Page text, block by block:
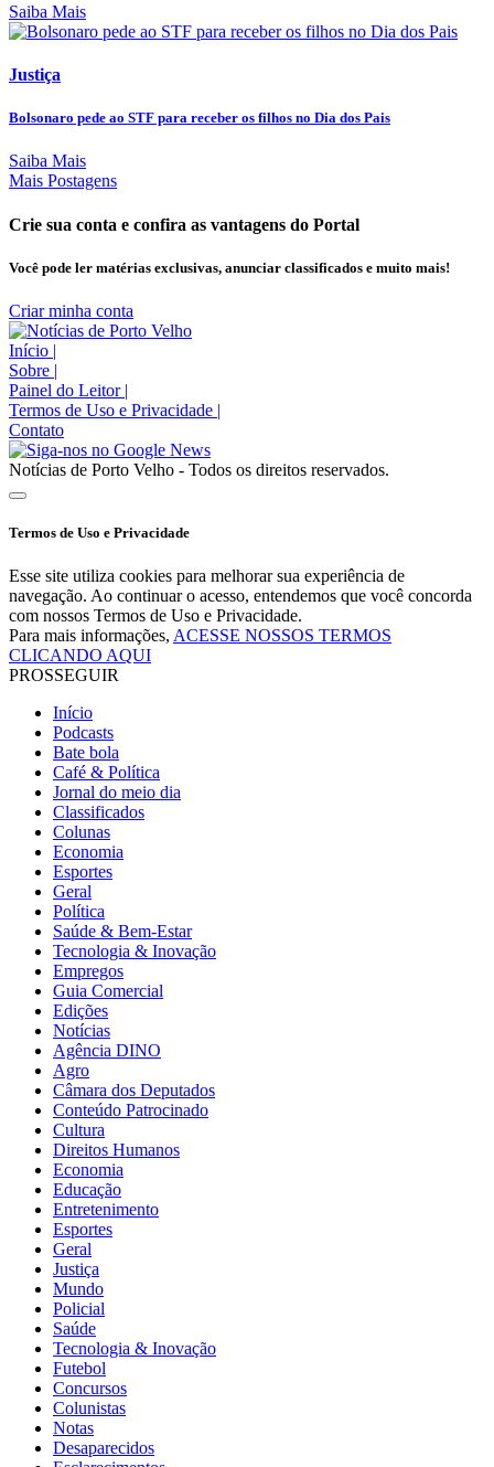
Saiba Mais
Justiça
Bolsonaro pede ao STF para receber os filhos no Dia dos Pais
Saiba Mais
Mais Postagens
Crie sua conta e confira as vantagens do Portal
Você pode ler matérias exclusivas, anunciar classificados e muito mais!
Criar minha conta
Início |
Sobre |
Painel do Leitor |
Termos de Uso e Privacidade |
Contato
Notícias de Porto Velho - Todos os direitos reservados.
Termos de Uso e Privacidade
Esse site utiliza cookies para melhorar sua experiência de
navegação. Ao continuar o acesso, entendemos que você concorda
com nossos Termos de Uso e Privacidade.
Para mais informações, ACESSE NOSSOS TERMOS
CLICANDO AQUI
PROSSEGUIR
Início
Podcasts
Bate bola
Café & Política
Jornal do meio dia
Classificados
Colunas
Economia
Esportes
Geral
Política
Saúde & Bem-Estar
Tecnologia & Inovação
Empregos
Guia Comercial
Edições
Notícias
Agência DINO
Agro
Câmara dos Deputados
Conteúdo Patrocinado
Cultura
Direitos Humanos
Economia
Educação
Entretenimento
Esportes
Geral
Justiça
Mundo
Policial
Saúde
Tecnologia & Inovação
Futebol
Concursos
Colunistas
Notas
Desaparecidos